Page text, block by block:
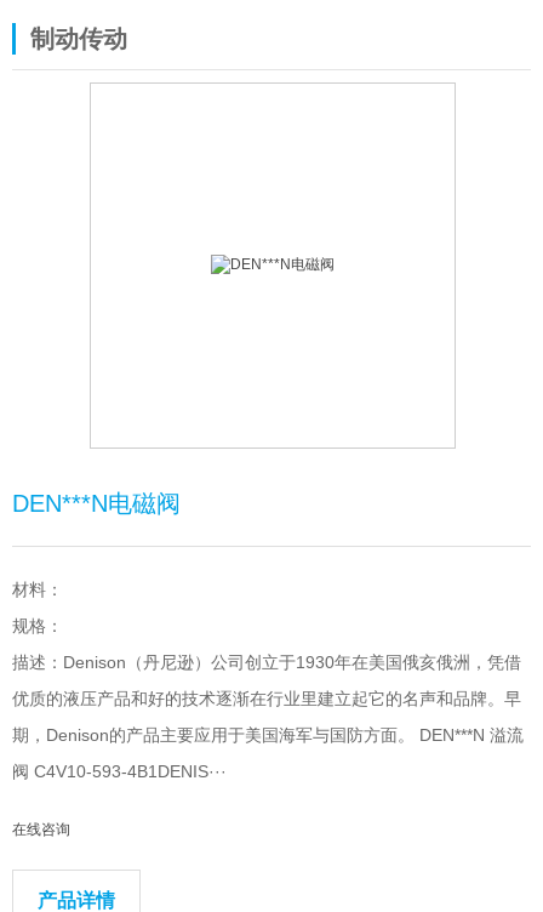
制动传动
DEN***N电磁阀
材料：
规格：
描述：Denison（丹尼逊）公司创立于1930年在美国俄亥俄洲，凭借
优质的液压产品和好的技术逐渐在行业里建立起它的名声和品牌。早
期，Denison的产品主要应用于美国海军与国防方面。 DEN***N 溢流
阀 C4V10-593-4B1DENIS···
在线咨询
产品详情